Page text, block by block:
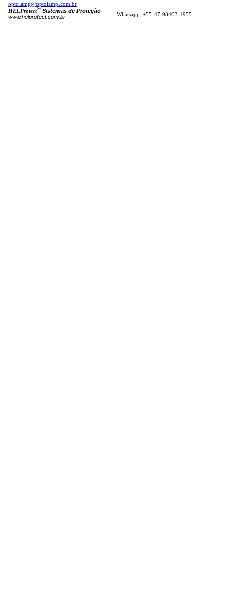
optolamp@optolamp.com.br
HELProtect® Sistemas de Proteção
www.helprotect.com.br
Whatsapp: +55-47-98403-1955